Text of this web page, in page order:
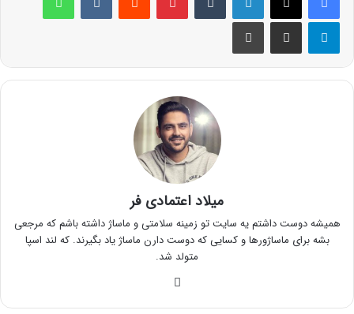
تلگرام اشتراک گذاری از طریق ایمیل چاپ
میلاد اعتمادی فر
همیشه دوست داشتم یه سایت تو زمینه سلامتی و ماساژ داشته باشم که مرجعی
بشه برای ماساژورها و کسایی که دوست دارن ماساژ یاد بگیرند. که لند اسپا
متولد شد.